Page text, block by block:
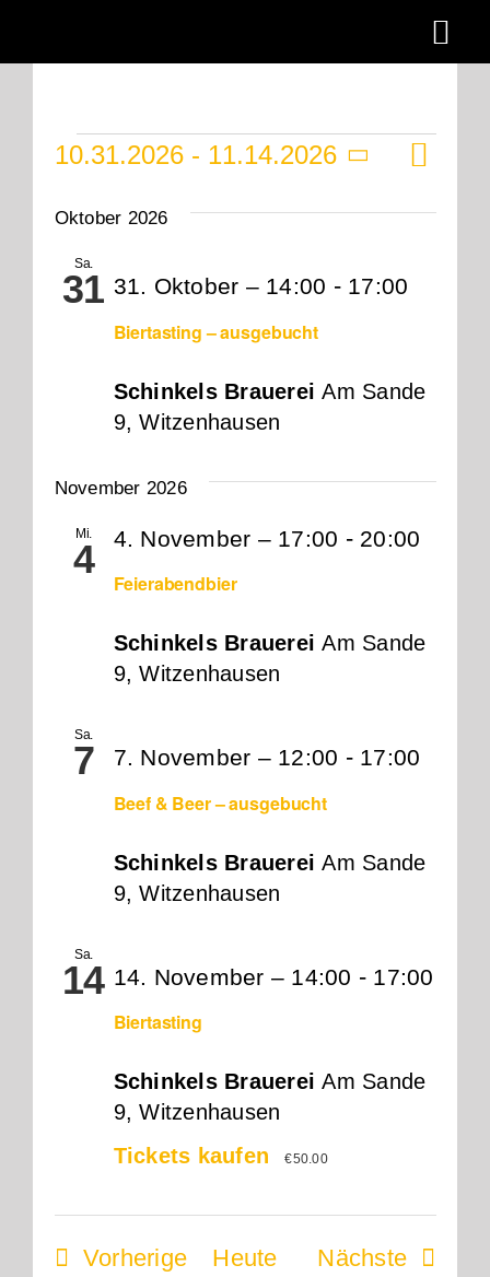
Für
Kontakt
Liste
10.31.2026 - 11.14.2026
wählen.
Oktober 2026
Sa.
31
Biertasting – ausgebucht
31. Oktober – 14:00 - 17:00
Schinkels BrauereiAm Sande
9, Witzenhausen
November 2026
Mi.
4
Feierabendbier
4. November – 17:00 - 20:00
Schinkels BrauereiAm Sande
9, Witzenhausen
Sa.
7
Beef & Beer – ausgebucht
7. November – 12:00 - 17:00
Schinkels BrauereiAm Sande
9, Witzenhausen
Sa.
14
Biertasting
14. November – 14:00 - 17:00
Schinkels BrauereiAm Sande
9, Witzenhausen
Tickets kaufen
€50.00
VorherigeVeranstaltungen
Heute Nächste